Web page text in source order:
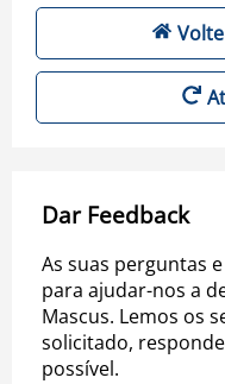
Dar Feedback
As suas perguntas
para ajudar-nos a
Mascus. Lemos os
solicitado,
possível.